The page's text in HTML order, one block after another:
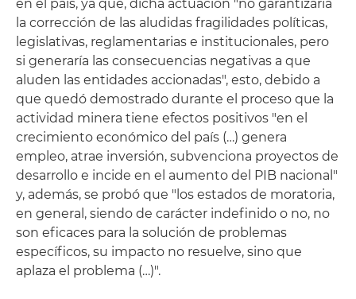
en el país, ya que, dicha actuación "no garantizaría
la corrección de las aludidas fragilidades políticas,
legislativas, reglamentarias e institucionales, pero
si generaría las consecuencias negativas a que
aluden las entidades accionadas", esto, debido a
que quedó demostrado durante el proceso que la
actividad minera tiene efectos positivos "en el
crecimiento económico del país (…) genera
empleo, atrae inversión, subvenciona proyectos de
desarrollo e incide en el aumento del PIB nacional"
y, además, se probó que "los estados de moratoria,
en general, siendo de carácter indefinido o no, no
son eficaces para la solución de problemas
específicos, su impacto no resuelve, sino que
aplaza el problema (…)".